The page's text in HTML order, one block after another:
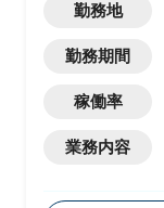
勤務地
勤務期間
稼働率
業務内容